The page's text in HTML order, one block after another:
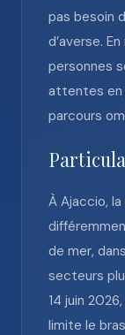
pas besoin
d’averse.
personnes
attentes en
parcours
À Ajaccio,
de mer,
secteurs
14 juin
limite le